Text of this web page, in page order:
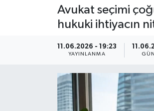
Avukat seçimi
hukuki ihtiyacın
11.06.2026 - 19:23
YAYINLANMA
Kültür & Sanat
Magazin
Politika
Tüm Manşetler
Son Dakika Haberleri
Haber Arşivi